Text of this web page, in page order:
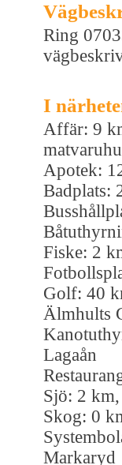
Ring
I
Affär: 9
Apotek:
Badplats:
Fiske: 2
Golf: 40
Älmhults
Lagaån
Sjö: 2
Skog: 0
Markaryd